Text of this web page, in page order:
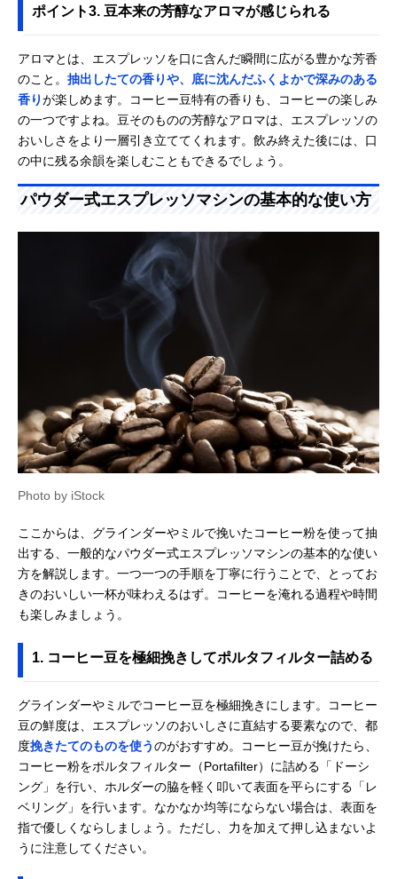
ポイント3. 豆本来の芳醇なアロマが感じられる
アロマとは、エスプレッソを口に含んだ瞬間に広がる豊かな芳香
のこと。 抽出したての香りや、底に沈んだふくよかで深みのある
香りが楽しめます。コーヒー豆特有の香りも、コーヒーの楽しみ
の一つですよね。豆そのものの芳醇なアロマは、エスプレッソの
おいしさをより一層引き立ててくれます。飲み終えた後には、口
の中に残る余韻を楽しむこともできるでしょう。
パウダー式エスプレッソマシンの基本的な使い方
Photo by iStock
ここからは、グラインダーやミルで挽いたコーヒー粉を使って抽
出する、一般的なパウダー式エスプレッソマシンの基本的な使い
方を解説します。一つ一つの手順を丁寧に行うことで、とってお
きのおいしい一杯が味わえるはず。コーヒーを淹れる過程や時間
も楽しみましょう。
1. コーヒー豆を極細挽きしてポルタフィルター詰める
グラインダーやミルでコーヒー豆を極細挽きにします。コーヒー
豆の鮮度は、エスプレッソのおいしさに直結する要素なので、都
度挽きたてのものを使うのがおすすめ。コーヒー豆が挽けたら、
コーヒー粉をポルタフィルター（Portafilter）に詰める「ドーシ
ング」を行い、ホルダーの脇を軽く叩いて表面を平らにする「レ
ベリング」を行います。なかなか均等にならない場合は、表面を
指で優しくならしましょう。ただし、力を加えて押し込まないよ
うに注意してください。